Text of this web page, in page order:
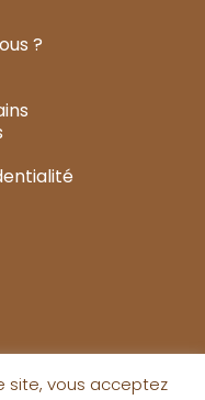
?
site, vous acceptez